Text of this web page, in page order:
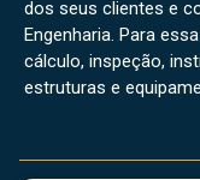
dos seus clientes e
Engenharia. Para
cálculo, inspeção,
estruturas e